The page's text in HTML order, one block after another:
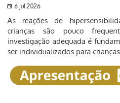
6 jul 2026
As reações de
crianças são pouco
investigação adequada é
ser individualizados para